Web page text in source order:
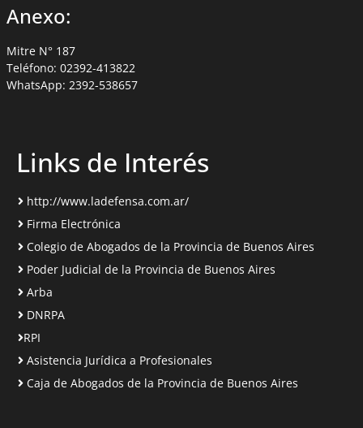
Anexo:
Mitre N° 187
Teléfono: 02392-413822
WhatsApp: 2392-538657
Links de Interés
http://www.ladefensa.com.ar/
Firma Electrónica
Colegio de Abogados de la Provincia de Buenos Aires
Poder Judicial de la Provincia de Buenos Aires
Arba
DNRPA
RPI
Asistencia Jurídica a Profesionales
Caja de Abogados de la Provincia de Buenos Aires